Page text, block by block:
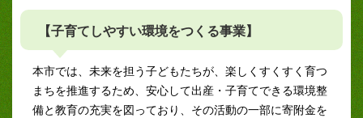
【子育てしやすい環境をつくる事業】
本市では、未来を担う子どもたちが、楽しくすくすく育つ
まちを推進するため、安心して出産・子育てできる環境整
備と教育の充実を図っており、その活動の一部に寄附金を